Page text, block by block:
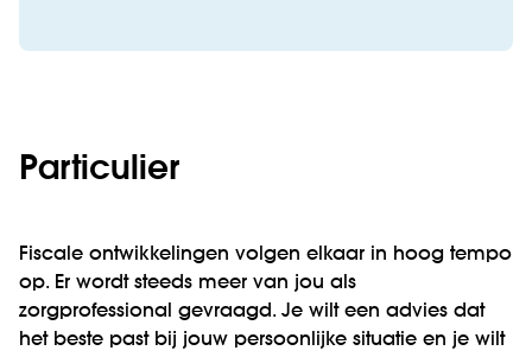
Particulier
Fiscale ontwikkelingen volgen elkaar in hoog tempo
op. Er wordt steeds meer van jou als
zorgprofessional gevraagd. Je wilt een advies dat
het beste past bij jouw persoonlijke situatie en je wilt